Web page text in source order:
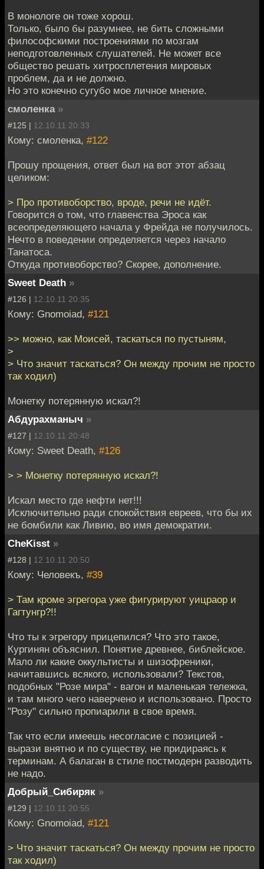
В монологе он тоже хорош.
Только, было бы разумнее, не бить сложными
философскими построениями по мозгам
неподготовленных слушателей. Не может все
общество решать хитросплетения мировых
проблем, да и не должно.
Но это конечно сугубо мое личное мнение.
смоленка »
#125 | 12.10.11 20:33
Кому: смоленка, #122
Прошу прощения, ответ был на вот этот абзац
целиком:
> Про противоборство, вроде, речи не идёт.
Говорится о том, что главенства Эроса как
всеопределяющего начала у Фрейда не получилось.
Нечто в поведении определяется через начало
Танатоса.
Откуда противоборство? Скорее, дополнение.
Sweet Death »
#126 | 12.10.11 20:35
Кому: Gnomoiad, #121
>> можно, как Моисей, таскаться по пустыням,
>
> Что значит таскаться? Он между прочим не просто
так ходил)
Монетку потерянную искал?!
Абдурахманыч »
#127 | 12.10.11 20:48
Кому: Sweet Death, #126
> > Монетку потерянную искал?!
Искал место где нефти нет!!!
Исключительно ради спокойствия евреев, что бы их
не бомбили как Ливию, во имя демократии.
CheKisst »
#128 | 12.10.11 20:50
Кому: Человекъ, #39
> Там кроме эгрегора уже фигурируют уицраор и
Гагтунгр?!!
Что ты к эгрегору прицепился? Что это такое,
Кургинян объяснил. Понятие древнее, библейское.
Мало ли какие оккультисты и шизофреники,
начитавшись всякого, использовали? Текстов,
подобных "Розе мира" - вагон и маленькая тележка,
и там много чего наверчено и использовано. Просто
"Розу" сильно пропиарили в свое время.
Так что если имеешь несогласие с позицией -
вырази внятно и по существу, не придираясь к
терминам. А балаган в стиле постмодерн разводить
не надо.
Добрый_Сибиряк »
#129 | 12.10.11 20:55
Кому: Gnomoiad, #121
> Что значит таскаться? Он между прочим не просто
так ходил)